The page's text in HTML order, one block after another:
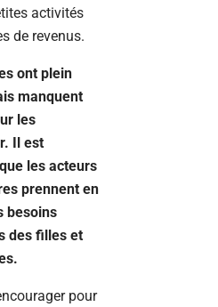
activités
de revenus.
ont plein
manquent
les
Il est
les acteurs
prennent en
besoins
des filles et
pour